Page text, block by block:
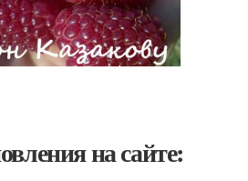
на сайте: